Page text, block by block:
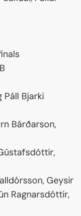
Bjarki
Bárðarson,
Geysir
Ragnarsdóttir,